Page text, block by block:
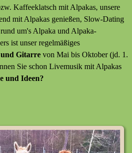
Kaffeeklatsch mit Alpakas, unsere
mit Alpakas genießen, Slow-Dating
um's Alpaka und Alpaka-
ist unser regelmäßiges
Gitarre von Mai bis Oktober (jd. 1.
Sie schon Livemusik mit Alpakas
und Ideen?